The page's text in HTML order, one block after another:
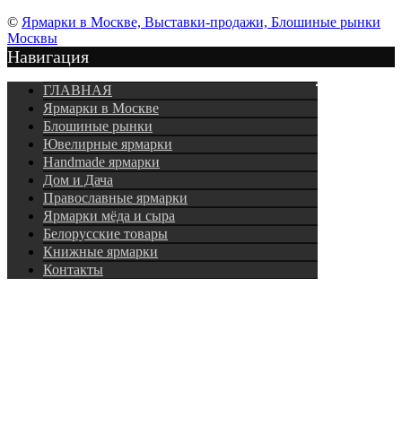
© Ярмарки в Москве, Выставки-продажи, Блошиные рынки
Москвы
Навигация
Подписка
ГЛАВНАЯ
Ярмарки в Москве
Блошиные рынки
Ювелирные ярмарки
Нandmade ярмарки
Дом и Дача
Православные ярмарки
Ярмарки мёда и сыра
Белорусские товары
Книжные ярмарки
Контакты